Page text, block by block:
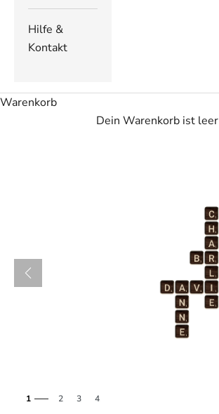
Hilfe &
Kontakt
Warenkorb
Dein Warenkorb ist leer
1 2 3 4